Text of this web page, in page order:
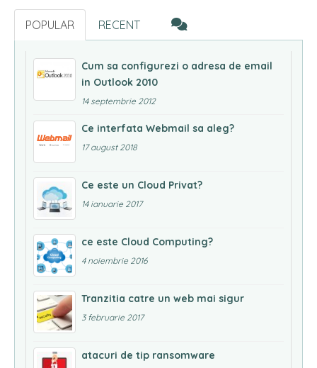
POPULAR RECENT
Cum sa configurezi o adresa de email
in Outlook 2010
14 septembrie 2012
Ce interfata Webmail sa aleg?
17 august 2018
Ce este un Cloud Privat?
14 ianuarie 2017
ce este Cloud Computing?
4 noiembrie 2016
Tranzitia catre un web mai sigur
3 februarie 2017
atacuri de tip ransomware